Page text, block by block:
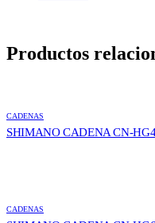
Productos
CADENAS
SHIMANO CADENA CN-
CADENAS